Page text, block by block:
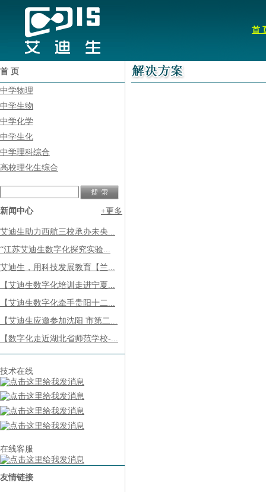
首
首 页
中学物理
中学生物
中学化学
中学生化
中学理科综合
高校理化生综合
新闻中心 +更多
艾迪生助力西航三校承办未央...
“江苏艾迪生数字化探究实验...
艾迪生，用科技发展教育【兰...
【艾迪生数字化培训走进宁夏...
【艾迪生数字化牵手贵阳十二...
【艾迪生应邀参加沈阳 市第二...
【数字化走近湖北省师范学校-...
技术在线
在线客服
友情链接